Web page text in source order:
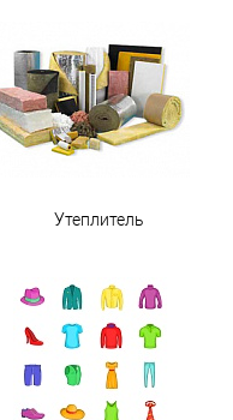
Утеплитель